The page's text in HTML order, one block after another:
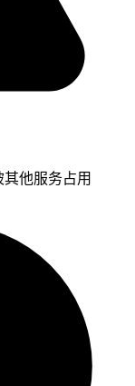
他服务占用